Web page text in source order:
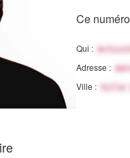
Ce
Qui :
Adresse :
Ville : Ville